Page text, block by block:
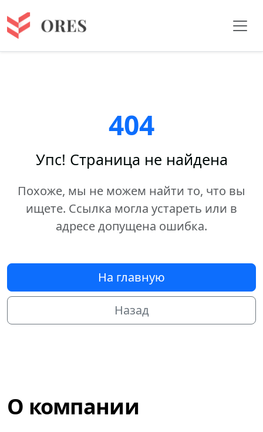
404
Упс! Страница не найдена
Похоже, мы не можем найти то, что вы
ищете. Ссылка могла устареть или в
адресе допущена ошибка.
На главную
Назад
О компании